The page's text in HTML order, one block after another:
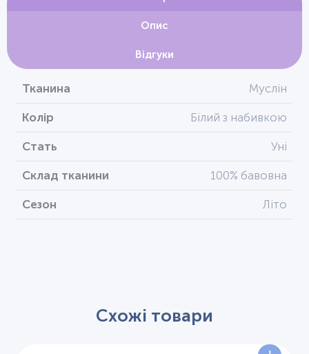
Опис
Відгуки
Тканина Муслін
Колір Білий з набивкою
Стать Уні
Склад тканини 100% бавовна
Сезон Літо
Схожі товари